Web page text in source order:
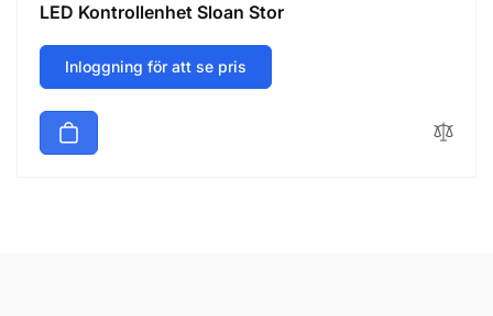
LED Kontrollenhet Sloan Stor
Inloggning för att se pris